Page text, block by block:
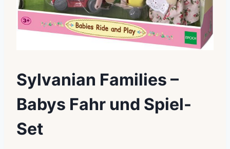
Sylvanian Families –
Babys Fahr und Spiel-
Set